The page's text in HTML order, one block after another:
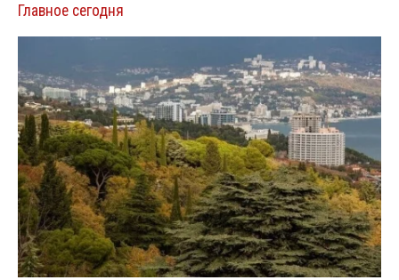
Главное сегодня